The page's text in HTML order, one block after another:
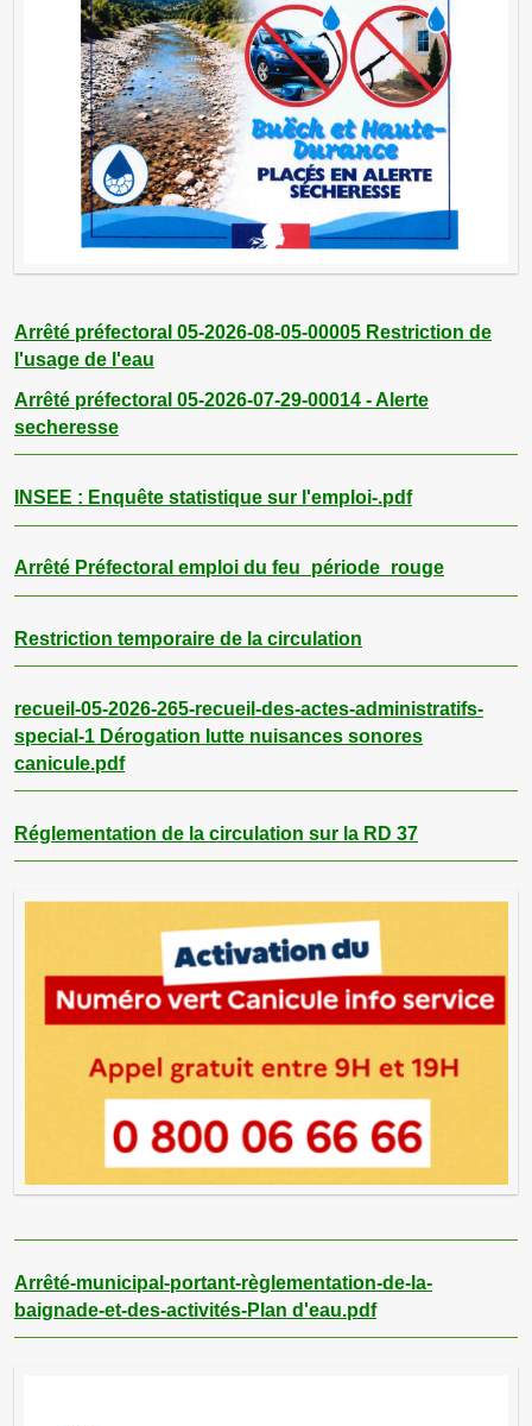
Arrêté préfectoral 05-2026-08-05-00005 Restriction de
l'usage de l'eau
Arrêté préfectoral 05-2026-07-29-00014 - Alerte
secheresse
INSEE : Enquête statistique sur l'emploi-.pdf
Arrêté Préfectoral emploi du feu_période_rouge
Restriction temporaire de la circulation
recueil-05-2026-265-recueil-des-actes-administratifs-
special-1 Dérogation lutte nuisances sonores
canicule.pdf
Réglementation de la circulation sur la RD 37
Arrêté-municipal-portant-règlementation-de-la-
baignade-et-des-activités-Plan d'eau.pdf